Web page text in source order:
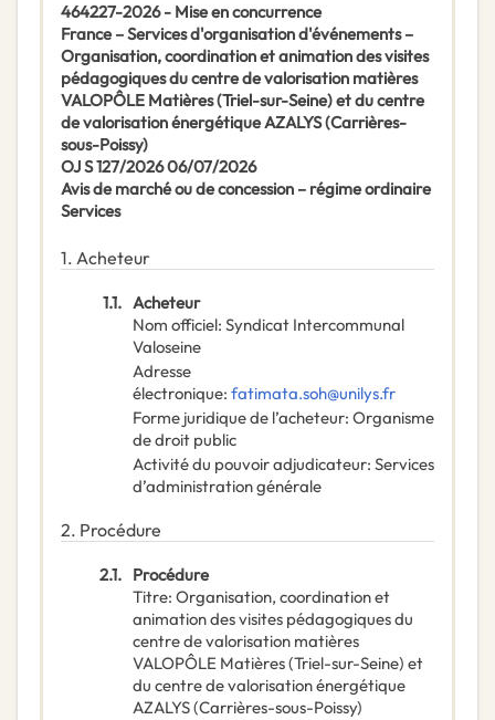
464227-2026 - Mise en concurrence
France – Services d'organisation d'événements –
Organisation, coordination et animation des visites
pédagogiques du centre de valorisation matières
VALOPÔLE Matières (Triel-sur-Seine) et du centre
de valorisation énergétique AZALYS (Carrières-
sous-Poissy)
OJ S 127/2026 06/07/2026
Avis de marché ou de concession – régime ordinaire
Services
1. Acheteur
1.1. Acheteur
Nom officiel: Syndicat Intercommunal
Valoseine
Adresse
électronique: fatimata.soh@unilys.fr
Forme juridique de l’acheteur: Organisme
de droit public
Activité du pouvoir adjudicateur: Services
d’administration générale
2. Procédure
2.1. Procédure
Titre: Organisation, coordination et
animation des visites pédagogiques du
centre de valorisation matières
VALOPÔLE Matières (Triel-sur-Seine) et
du centre de valorisation énergétique
AZALYS (Carrières-sous-Poissy)